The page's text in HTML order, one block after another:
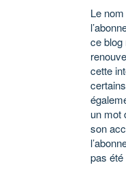
Le
ce blog
cette
un mot
son
pas